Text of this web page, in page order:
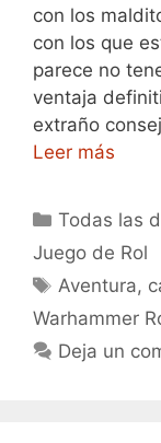
con los
con los que
parece no
ventaja
extraño
Leer más
Categorías
Todas las
Juego de Rol
Etiquetas
Aventura,
Warhammer
Deja un